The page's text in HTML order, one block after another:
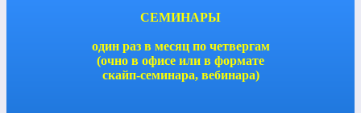
СЕМИНАРЫ
один раз в месяц по четвергам
(очно в офисе или в формате
скайп-семинара, вебинара)